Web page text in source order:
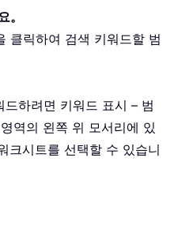
。
클릭하여 검색 키워드할 범
하려면 키워드 표시 – 범
역의 왼쪽 위 모서리에 있
크시트를 선택할 수 있습니